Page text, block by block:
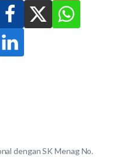
dengan SK Menag No.